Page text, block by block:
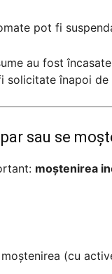
pot fi
au fost
solicitate înapoi de
sau se
moștenirea
(cu